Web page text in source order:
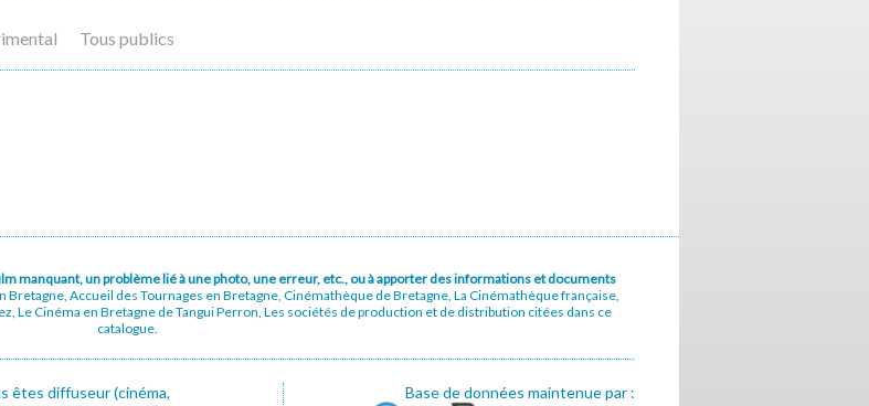
Tous publics
manquant, un problème lié à une photo, une erreur, etc., ou à apporter des informations et documents
Bretagne, Accueil des Tournages en Bretagne, Cinémathèque de Bretagne, La Cinémathèque française,
Cinéma en Bretagne de Tangui Perron, Les sociétés de production et de distribution citées dans ce
catalogue.
êtes diffuseur (cinéma,
Base de données maintenue par :